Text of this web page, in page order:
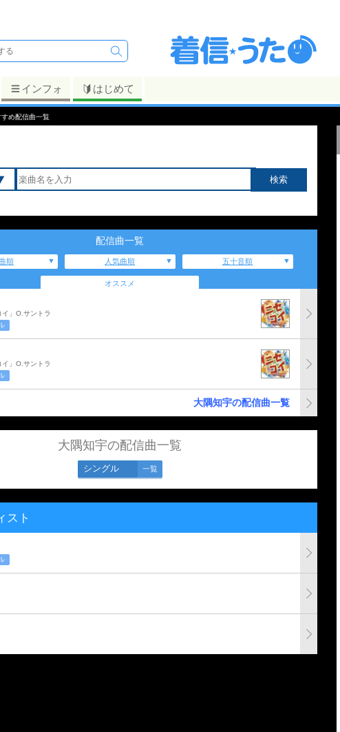
インフォ はじめて
め配信曲一覧
配信曲一覧
順 人気曲順 五十音順
オススメ
」O.サントラ
」O.サントラ
大隅知宇の配信曲一覧
大隅知宇の配信曲一覧
シングル 一覧
スト